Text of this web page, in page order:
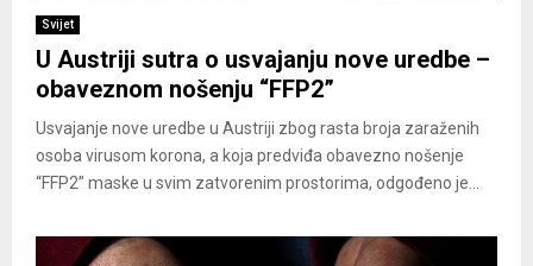
Svijet
U Austriji sutra o usvajanju nove uredbe –
obaveznom nošenju “FFP2”
Usvajanje nove uredbe u Austriji zbog rasta broja zaraženih
osoba virusom korona, a koja predviđa obavezno nošenje
“FFP2” maske u svim zatvorenim prostorima, odgođeno je...